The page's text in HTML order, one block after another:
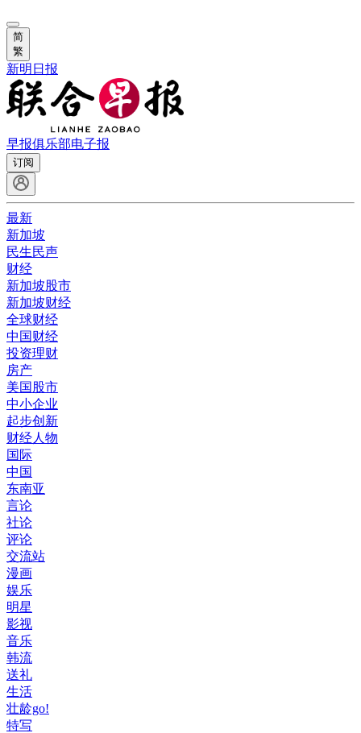
简
繁
新明日报
早报俱乐部电子报
订阅
最新
新加坡
民生民声
财经
新加坡股市
新加坡财经
全球财经
中国财经
投资理财
房产
美国股市
中小企业
起步创新
财经人物
国际
中国
东南亚
言论
社论
评论
交流站
漫画
娱乐
明星
影视
音乐
韩流
送礼
生活
壮龄go!
特写